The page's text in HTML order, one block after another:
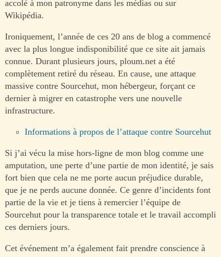
accolé à mon patronyme dans les médias ou sur
Wikipédia.
Ironiquement, l’année de ces 20 ans de blog a commencé
avec la plus longue indisponibilité que ce site ait jamais
connue. Durant plusieurs jours, ploum.net a été
complètement retiré du réseau. En cause, une attaque
massive contre Sourcehut, mon hébergeur, forçant ce
dernier à migrer en catastrophe vers une nouvelle
infrastructure.
Informations à propos de l’attaque contre Sourcehut
Si j’ai vécu la mise hors-ligne de mon blog comme une
amputation, une perte d’une partie de mon identité, je sais
fort bien que cela ne me porte aucun préjudice durable,
que je ne perds aucune donnée. Ce genre d’incidents font
partie de la vie et je tiens à remercier l’équipe de
Sourcehut pour la transparence totale et le travail accompli
ces derniers jours.
Cet événement m’a également fait prendre conscience à